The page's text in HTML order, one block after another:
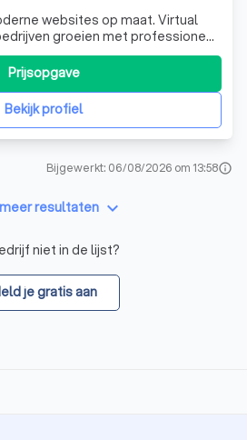
websites op maat. Virtual
groeien met professioneel
identiteit en een premium
Bekijk profiel
Prijsopgave
Bijgewerkt: 06/08/2026 om 13:58info
resultaten keyboard_arrow_down
niet in de lijst?
je gratis aan